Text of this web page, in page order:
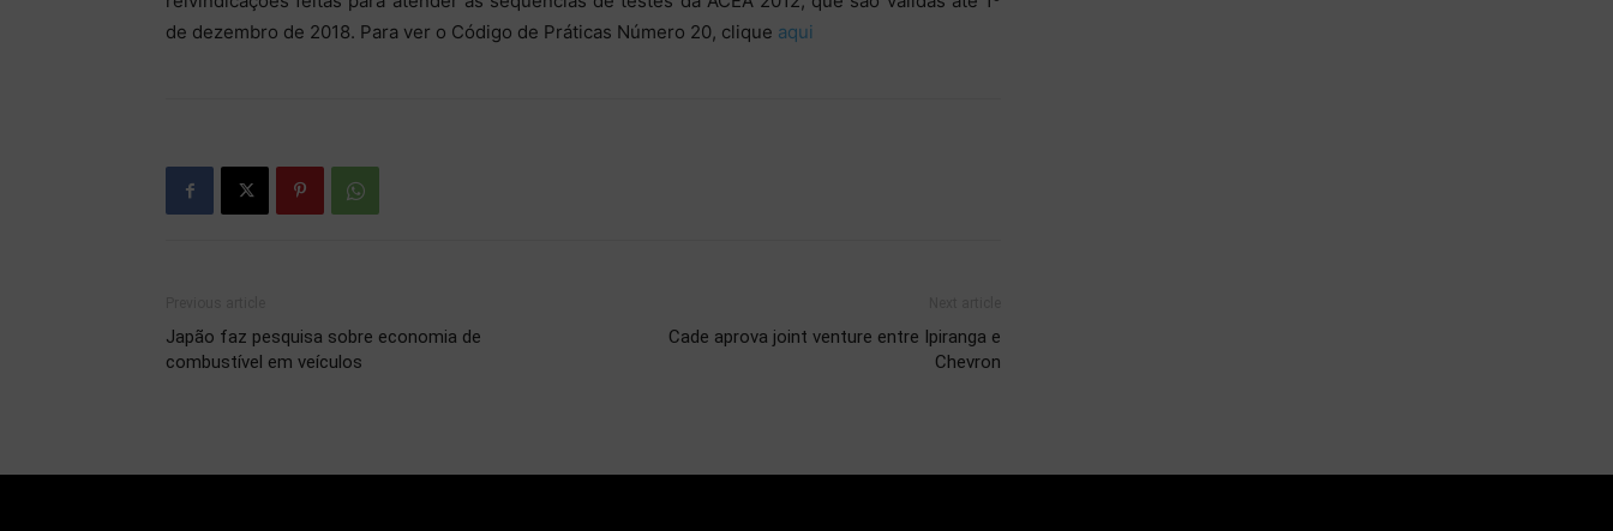
de dezembro de 2018. Para ver o Código de Práticas Número 20, clique aqui
Japão faz pesquisa sobre economia de
combustível em veículos
Cade aprova joint venture entre Ipiranga e
Chevron